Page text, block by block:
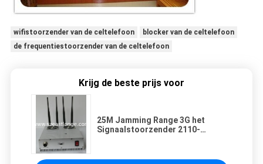
wifistoorzender van de celtelefoon
blocker van de celtelefoon
de frequentiestoorzender van de celtelefoon
Krijg de beste prijs voor
25M Jamming Range 3G het
Signaalstoorzender 2110-